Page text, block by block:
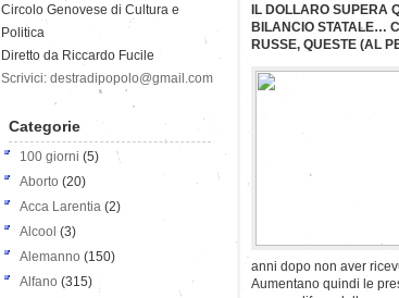
IL DOLLARO SUPERA
BILANCIO STATALE…
RUSSE, QUESTE (AL
anni dopo non aver
Aumentano quindi le
Circolo Genovese di Cultura e
Politica
Diretto da Riccardo Fucile
Scrivici: destradipopolo@gmail.com
Categorie
100 giorni (5)
Aborto (20)
Acca Larentia (2)
Alcool (3)
Alemanno (150)
Alfano (315)